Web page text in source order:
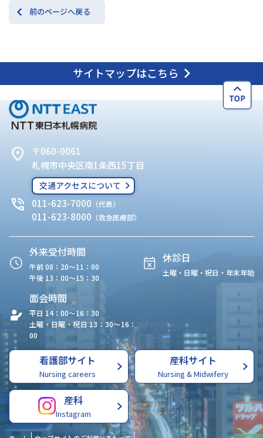
前のページへ戻る
サイトマップはこちら
〒060-0061
札幌市中央区南1条西15丁目
交通アクセスについて
011-623-7000 （代表）
011-623-8000 （救急医療部）
外来受付時間
午前 08：20〜11：00
午後 13：00〜15：30
休診日
土曜・日曜・祝日・年末年始
面会時間
平日 14：00〜16：30
土曜・日曜・祝日 13：30〜16：
00
看護部サイト
Nursing careers
産科サイト
Nursing & Midwifery
産科
Instagram